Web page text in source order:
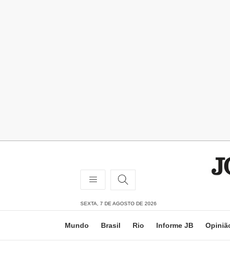
SEXTA, 7 DE AGOSTO DE 2026
Mundo Brasil Rio Informe JB